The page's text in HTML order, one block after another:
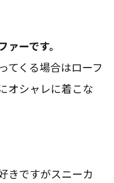
ーです。
てくる場合はローフ
オシャレに着こな
きですがスニーカ